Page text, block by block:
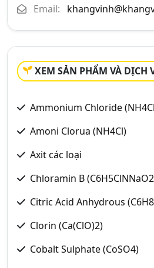
Email:
XEM SẢN PHẨM VÀ DỊCH
Ammonium Chloride
Amoni Clorua (NH4Cl)
Axit các loại
Chloramin B
Citric Acid Anhydrous
Clorin (Ca(ClO)2)
Cobalt Sulphate (CoSO4)